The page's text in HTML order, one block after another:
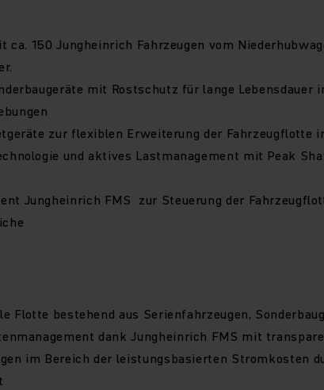
ca. 150 Jungheinrich Fahrzeugen vom
mit Rostschutz für lange Lebensdauer
zur flexiblen Erweiterung der Fahrzeugflotte
und aktives Lastmanagement mit Peak
Jungheinrich FMS zur Steuerung der
Flotte bestehend aus Serienfahrzeugen,
dank Jungheinrich FMS mit
im Bereich der leistungsbasierten Stromkosten